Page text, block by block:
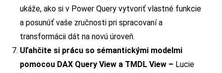
ukáže, ako si v Power Query vytvoriť vlastné funkcie
a posunúť vaše zručnosti pri spracovaní a
transformácii dát na novú úroveň.
Uľahčite si prácu so sémantickými modelmi
pomocou DAX Query View a TMDL View – Lucie